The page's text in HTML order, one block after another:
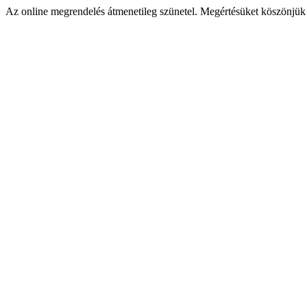
Az online megrendelés átmenetileg szünetel. Megértésüket köszönjük